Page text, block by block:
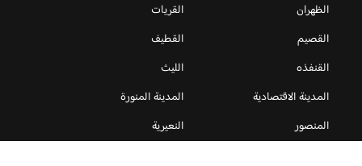
الظهران
القريات
القصيم
القطيف
القنفذه
الليث
المدينة الاقتصادية
المدينة المنورة
المنصور
النعيرية